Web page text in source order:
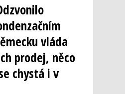
vláda
prodej, něco
chystá i v